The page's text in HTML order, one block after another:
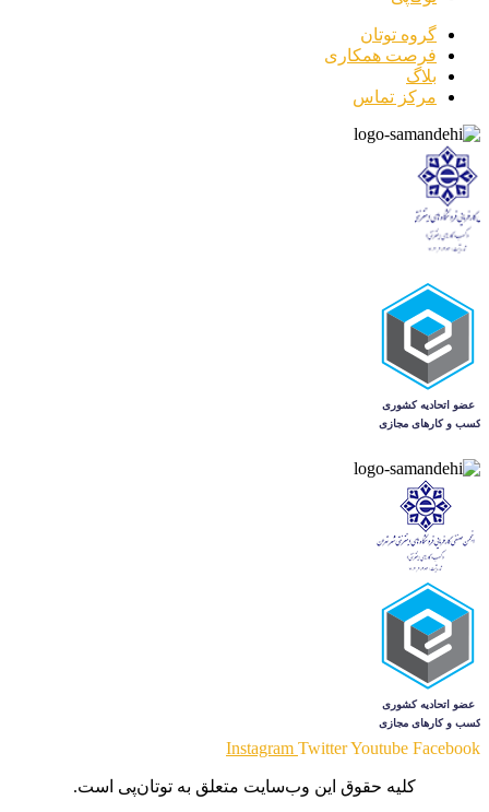
گروه توتان
فرصت همکاری
بلاگ
مرکز تماس
Instagram TwitterYoutube Facebook
کلیه حقوق این وب‌سایت متعلق به توتان‌پی است.